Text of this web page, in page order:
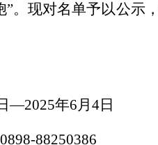
”。现对名单予以公示
—2025年6月 4日
0898-88250386